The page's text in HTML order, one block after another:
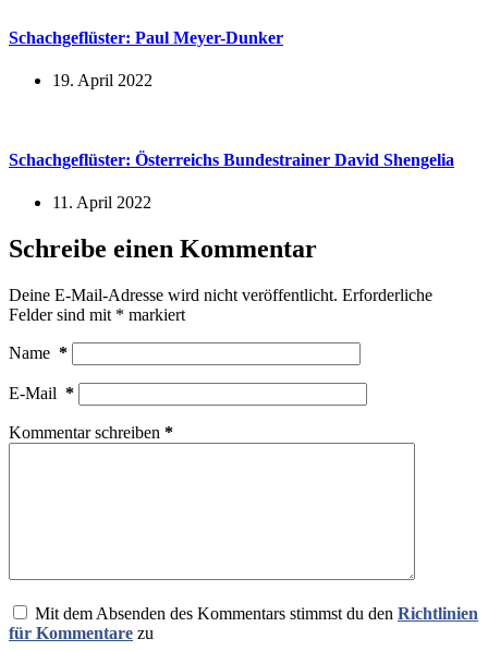
Schachgeflüster: Paul Meyer-Dunker
19. April 2022
Schachgeflüster: Österreichs Bundestrainer David Shengelia
11. April 2022
Schreibe einen Kommentar
Deine E-Mail-Adresse wird nicht veröffentlicht. Erforderliche
Felder sind mit * markiert
Name *
E-Mail *
Kommentar schreiben *
Mit dem Absenden des Kommentars stimmst du den Richtlinien
für Kommentare zu